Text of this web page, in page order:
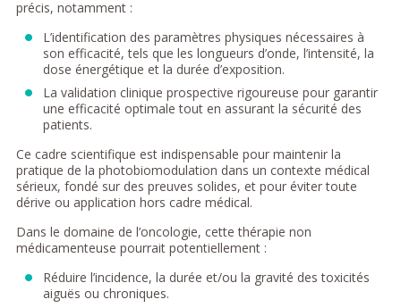
précis, notamment :
L’identification des paramètres physiques nécessaires à
son efficacité, tels que les longueurs d’onde, l’intensité, la
dose énergétique et la durée d’exposition.
La validation clinique prospective rigoureuse pour garantir
une efficacité optimale tout en assurant la sécurité des
patients.
Ce cadre scientifique est indispensable pour maintenir la
pratique de la photobiomodulation dans un contexte médical
sérieux, fondé sur des preuves solides, et pour éviter toute
dérive ou application hors cadre médical.
Dans le domaine de l’oncologie, cette thérapie non
médicamenteuse pourrait potentiellement :
Réduire l’incidence, la durée et/ou la gravité des toxicités
aiguës ou chroniques.